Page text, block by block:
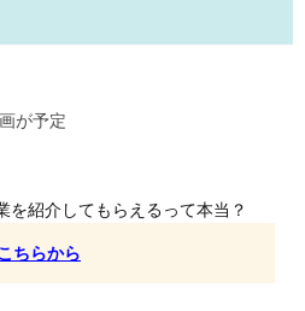
が予定
を紹介してもらえるって本当？
ちらから